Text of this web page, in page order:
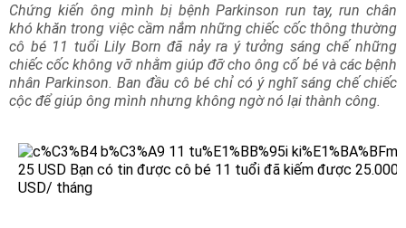
Chứng kiến ông mình bị bệnh Parkinson run tay, run chân
khó khăn trong việc cầm nắm những chiếc cốc thông thường
cô bé 11 tuổi Lily Born đã nảy ra ý tưởng sáng chế những
chiếc cốc không vỡ nhằm giúp đỡ cho ông cố bé và các bệnh
nhân Parkinson. Ban đầu cô bé chỉ có ý nghĩ sáng chế chiếc
cộc để giúp ông mình nhưng không ngờ nó lại thành công.